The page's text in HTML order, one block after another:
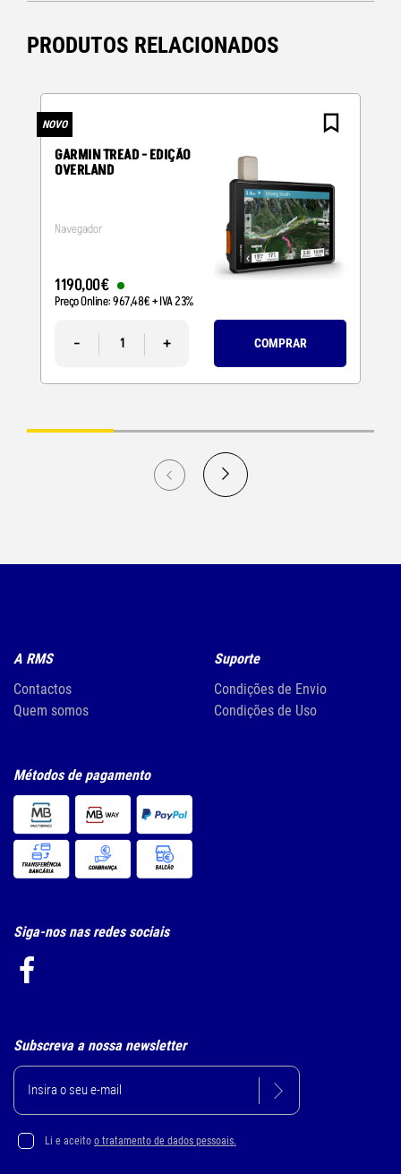
PRODUTOS RELACIONADOS
NOVO
GARMIN TREAD - EDIÇÃO
OVERLAND
Navegador
1190,00€
Preço Online:967,48€+ IVA 23%
- + COMPRAR
A RMS
Contactos
Quem somos
Suporte
Condições de Envio
Condições de Uso
Métodos de pagamento
Siga-nos nas redes sociais
Subscreva a nossa newsletter
Li e aceito o tratamento de dados pessoais.